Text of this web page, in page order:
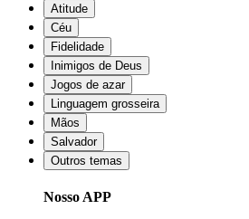
Atitude
Céu
Fidelidade
Inimigos de Deus
Jogos de azar
Linguagem grosseira
Mãos
Salvador
Outros temas
Nosso APP